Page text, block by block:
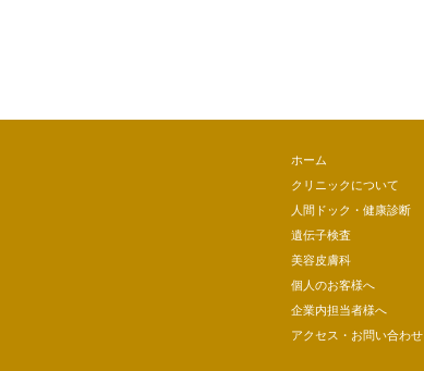
ホーム
クリニックについて
人間ドック・健康診断
遺伝子検査
美容皮膚科
個人のお客様へ
企業内担当者様へ
アクセス・お問い合わせ